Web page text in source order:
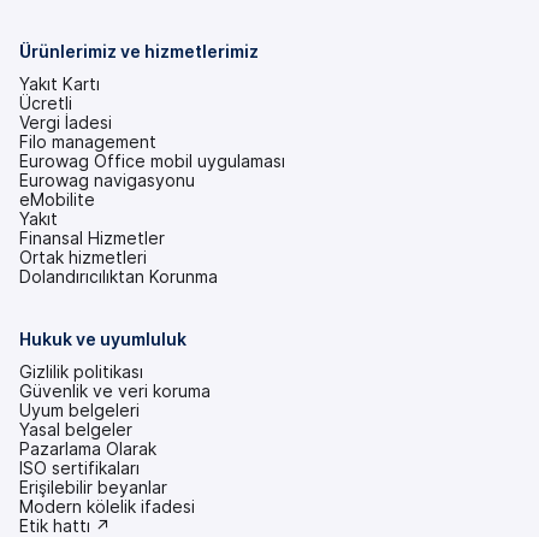
Ürünlerimiz ve hizmetlerimiz
Yakıt Kartı
Ücretli
Vergi İadesi
Filo management
Eurowag Office mobil uygulaması
Eurowag navigasyonu
eMobilite
Yakıt
Finansal Hizmetler
Ortak hizmetleri
Dolandırıcılıktan Korunma
Hukuk ve uyumluluk
Gizlilik politikası
Güvenlik ve veri koruma
Uyum belgeleri
Yasal belgeler
Pazarlama Olarak
ISO sertifikaları
Erişilebilir beyanlar
(yeni
bir
Modern kölelik ifadesi
(yeni
Etik hattı ↗